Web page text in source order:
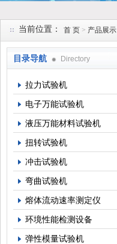
当前位置： 首 页 > 产品展示
目录导航 Directory
拉力试验机
电子万能试验机
液压万能材料试验机
扭转试验机
冲击试验机
弯曲试验机
熔体流动速率测定仪
环境性能检测设备
弹性模量试验机